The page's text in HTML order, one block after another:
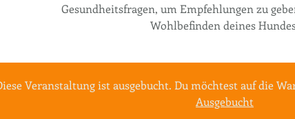
Gesundheitsfragen, um Empfehlungen zu
Wohlbefinden deines
Veranstaltung ist ausgebucht. Du möchtest auf die
Ausgebucht